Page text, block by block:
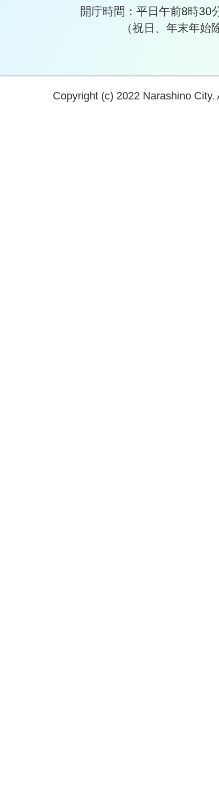
開庁時間：平日午前8時30
（祝日、年末年始
Copyright (c) 2022 Narashino